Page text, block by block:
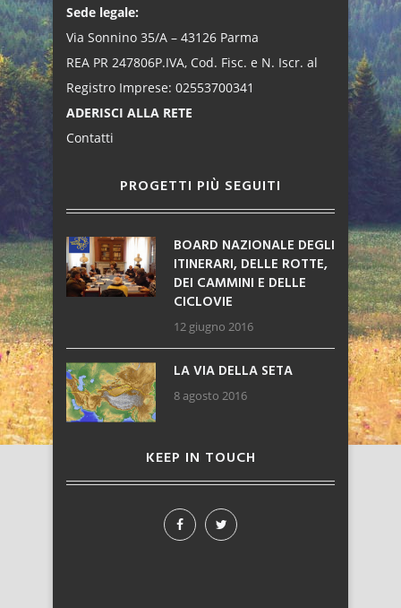
Sede legale:
Via Sonnino 35/A – 43126 Parma
REA PR 247806P.IVA, Cod. Fisc. e N. Iscr. al
Registro Imprese: 02553700341
ADERISCI ALLA RETE
Contatti
PROGETTI PIÙ SEGUITI
BOARD NAZIONALE DEGLI
ITINERARI, DELLE ROTTE,
DEI CAMMINI E DELLE
CICLOVIE
12 giugno 2016
LA VIA DELLA SETA
8 agosto 2016
KEEP IN TOUCH